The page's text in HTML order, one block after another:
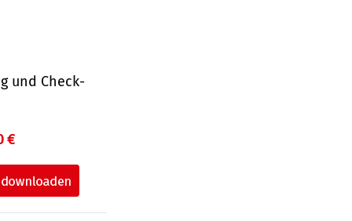
und Check­
€